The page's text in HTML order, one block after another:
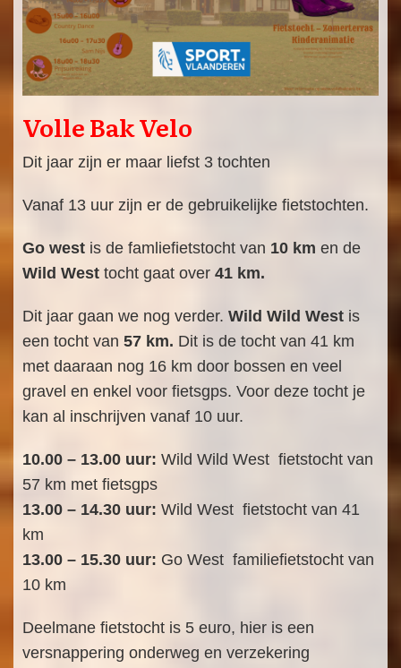
Volle Bak Velo
Dit jaar zijn er maar liefst 3 tochten
Vanaf 13 uur zijn er de gebruikelijke fietstochten.
Go west is de famliefietstocht van 10 km en de
Wild West tocht gaat over 41 km.
Dit jaar gaan we nog verder. Wild Wild West is
een tocht van 57 km. Dit is de tocht van 41 km
met daaraan nog 16 km door bossen en veel
gravel en enkel voor fietsgps. Voor deze tocht je
kan al inschrijven vanaf 10 uur.
10.00 – 13.00 uur: Wild Wild West fietstocht van
57 km met fietsgps
13.00 – 14.30 uur: Wild West fietstocht van 41
km
13.00 – 15.30 uur: Go West familiefietstocht van
10 km
Deelmane fietstocht is 5 euro, hier is een
versnappering onderweg en verzekering